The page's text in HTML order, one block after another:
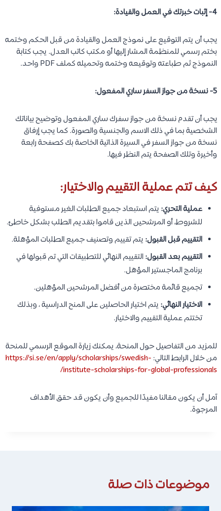
4- إثبات خبرتك في العمل والقيادة:
يجب أن يتم التوقيع على نموذج العمل والقيادة من قبل الحكم وختمه
بختم رسمي للمنظمة المشار إليها أو مكتب كاتب العدل. يجب كتابة
النموذج ثم طباعته وتوقيعه وختمه وتحميله كملف PDF واحد.
5- نسخة من جواز السفر ساري المفعول:
يجب أن تقدم نسخة من جواز سفرك ساري المفعول وتوضيح بياناتك
الشخصية بما في ذلك الاسم والجنسية والصورة. كما يجب إرفاق
نسخة من جواز السفر في السيرة الذاتية الخاصة بك كصفحة رابعة
وأخيرة وتلك الصفحة يتم النظر فيها.
كيف تتم عملية التقييم والاختيار:
عملية التحري: يتم استبعاد جميع الطلبات الغير مستوفية
للشروط، أو المرشحين الذين قاموا بتقديم الطلب بشكل خاطئ.
التقييم قبل القبول: يتم تقييم وتصنيف جميع الطلبات المؤهلة.
التقييم بعد القبول: التقييم النهائي للتطبيقات التي تم قبولها في
برنامج الماجستير المؤهل.
تجميع قائمة مختصرة من أفضل المرشحين المؤهلين.
الاختيار النهائي: يتم اختيار الحاصلين على المنح الدراسية ، وبذلك
تختتم عملية التقييم والاختيار.
للمزيد من التفاصيل حول المنحة، يمكنك زيارة الموقع الرسمي للمنحة
من خلال الرابط التالي: https://si.se/en/apply/scholarships/swedish-
institute-scholarships-for-global-professionals/
آمل أن يكون مقالنا مفيدًا للجميع وأن يكون قد حقق الأهداف
المرجوة.
موضوعات ذات صلة